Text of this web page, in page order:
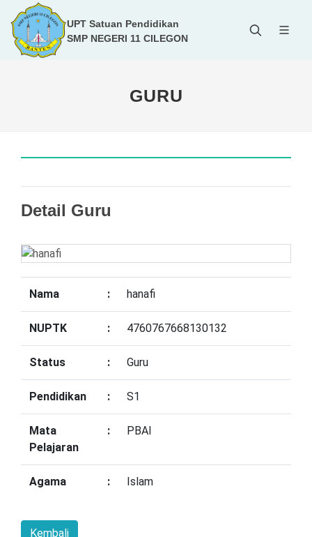
UPT Satuan Pendidikan
SMP NEGERI 11 CILEGON
GURU
Detail Guru
Nama : hanafi
NUPTK : 4760767668130132
Status : Guru
Pendidikan : S1
Mata
Pelajaran
: PBAI
Agama : Islam